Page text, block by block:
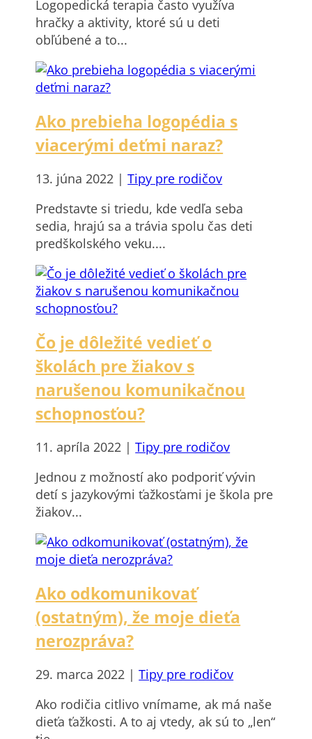
Logopedická terapia často využíva
hračky a aktivity, ktoré sú u deti
obľúbené a to...
Ako prebieha logopédia s
viacerými deťmi naraz?
13. júna 2022 |Tipy pre rodičov
Predstavte si triedu, kde vedľa seba
sedia, hrajú sa a trávia spolu čas deti
predškolského veku....
Čo je dôležité vedieť o
školách pre žiakov s
narušenou komunikačnou
schopnosťou?
11. apríla 2022 |Tipy pre rodičov
Jednou z možností ako podporiť vývin
detí s jazykovými ťažkosťami je škola pre
žiakov...
Ako odkomunikovať
(ostatným), že moje dieťa
nerozpráva?
29. marca 2022 |Tipy pre rodičov
Ako rodičia citlivo vnímame, ak má naše
dieťa ťažkosti. A to aj vtedy, ak sú to „len“